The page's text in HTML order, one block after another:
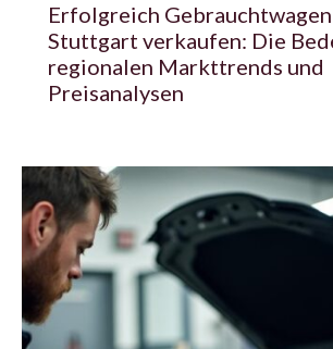
Erfolgreich
Stuttgart verkaufen: Die
regionalen Markttrends und
Preisanalysen